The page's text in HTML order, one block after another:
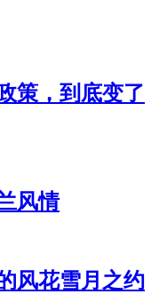
策，到底变了
风情
风花雪月之约